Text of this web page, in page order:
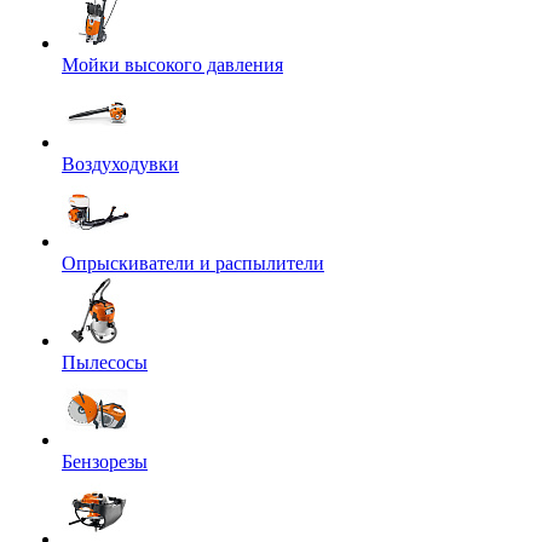
Мойки высокого давления
Воздуходувки
Опрыскиватели и распылители
Пылесосы
Бензорезы